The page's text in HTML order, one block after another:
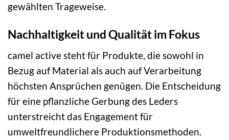
gewählten Trageweise.
Nachhaltigkeit und Qualität im Fokus
camel active steht für Produkte, die sowohl in
Bezug auf Material als auch auf Verarbeitung
höchsten Ansprüchen genügen. Die Entscheidung
für eine pflanzliche Gerbung des Leders
unterstreicht das Engagement für
umweltfreundlichere Produktionsmethoden.